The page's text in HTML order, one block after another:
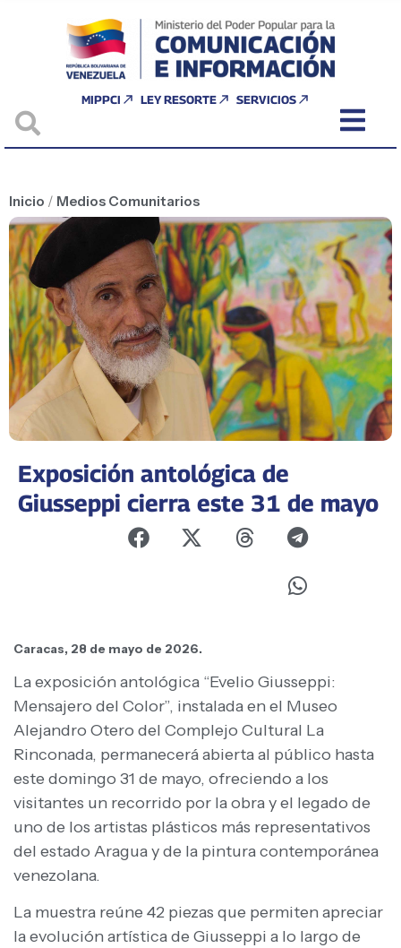
MIPPCI LEY RESORTE SERVICIOS
Inicio / Medios Comunitarios
Exposición antológica de
Giusseppi cierra este 31 de mayo
Caracas, 28 de mayo de 2026.
La exposición antológica “Evelio Giusseppi:
Mensajero del Color”, instalada en el Museo
Alejandro Otero del Complejo Cultural La
Rinconada, permanecerá abierta al público hasta
este domingo 31 de mayo, ofreciendo a los
visitantes un recorrido por la obra y el legado de
uno de los artistas plásticos más representativos
del estado Aragua y de la pintura contemporánea
venezolana.
La muestra reúne 42 piezas que permiten apreciar
la evolución artística de Giusseppi a lo largo de